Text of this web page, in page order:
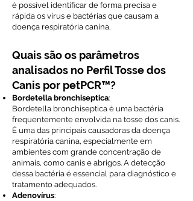
é possível identificar de forma precisa e
rápida os vírus e bactérias que causam a
doença respiratória canina.
Quais são os parâmetros
analisados no Perfil Tosse dos
Canis por petPCR™?
Bordetella bronchiseptica:
Bordetella bronchiseptica é uma bactéria
frequentemente envolvida na tosse dos canis.
É uma das principais causadoras da doença
respiratória canina, especialmente em
ambientes com grande concentração de
animais, como canis e abrigos. A detecção
dessa bactéria é essencial para diagnóstico e
tratamento adequados.
Adenovírus: